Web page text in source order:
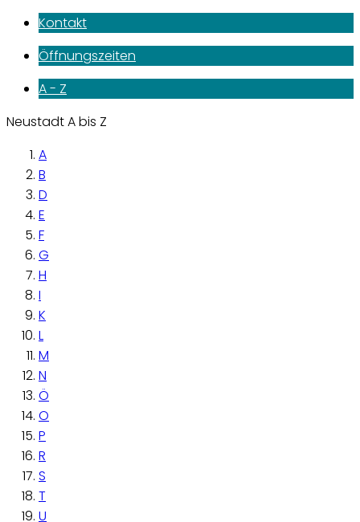
Kontakt
Öffnungszeiten
A - Z
Neustadt A bis Z
A
B
D
E
F
G
H
I
K
L
M
N
Ö
O
P
R
S
T
U